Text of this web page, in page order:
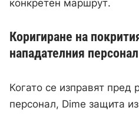
конкретен маршрут.
Коригиране на
нападателния персонал
Когато се изправят пред
персонал, Dime защита